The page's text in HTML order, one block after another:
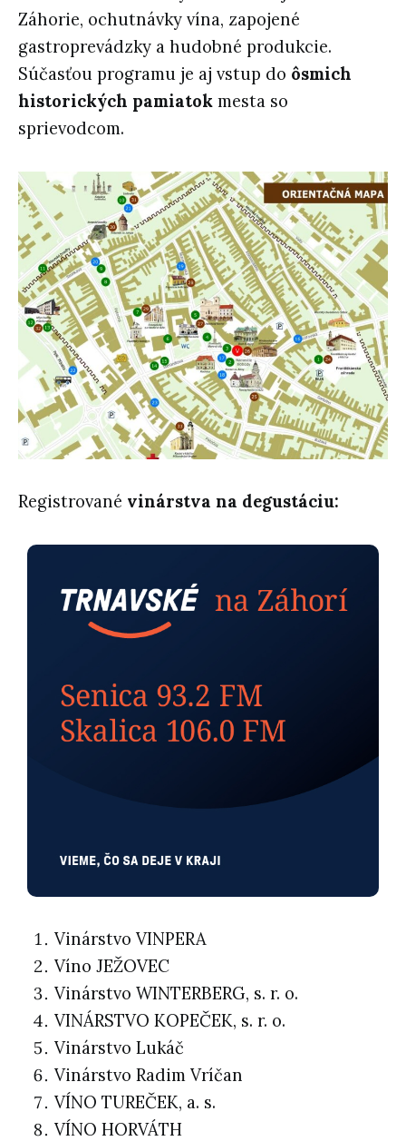
Záhorie, ochutnávky vína, zapojené
gastroprevádzky a hudobné produkcie.
Súčasťou programu je aj vstup do ôsmich
historických pamiatok mesta so
sprievodcom.
Registrované vinárstva na degustáciu:
Vinárstvo VINPERA
Víno JEŽOVEC
Vinárstvo WINTERBERG, s. r. o.
VINÁRSTVO KOPEČEK, s. r. o.
Vinárstvo Lukáč
Vinárstvo Radim Vríčan
VÍNO TUREČEK, a. s.
VÍNO HORVÁTH